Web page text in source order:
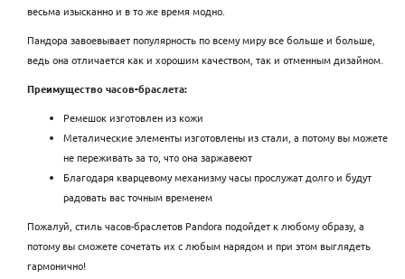
весьма изысканно и в то же время модно.
Пандора завоевывает популярность по всему миру все больше и больше,
ведь она отличается как и хорошим качеством, так и отменным дизайном.
Преимущество часов-браслета:
Ремешок изготовлен из кожи
Металические элементы изготовлены из стали, а потому вы можете
не переживать за то, что она заржавеют
Благодаря кварцевому механизму часы прослужат долго и будут
радовать вас точным временем
Пожалуй, стиль часов-браслетов Pandora подойдет к любому образу, а
потому вы сможете сочетать их с любым нарядом и при этом выглядеть
гармонично!